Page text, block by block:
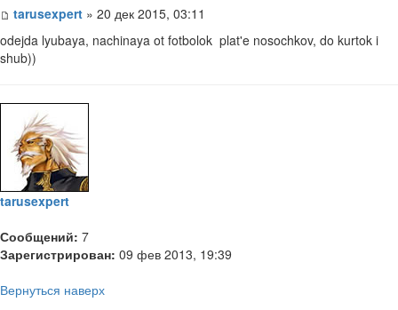
tarusexpert » 20 дек 2015, 03:11
odejda lyubaya, nachinaya ot fotbolok plat'e nosochkov, do kurtok i
shub))
tarusexpert
Сообщений: 7
Зарегистрирован: 09 фев 2013, 19:39
Вернуться наверх